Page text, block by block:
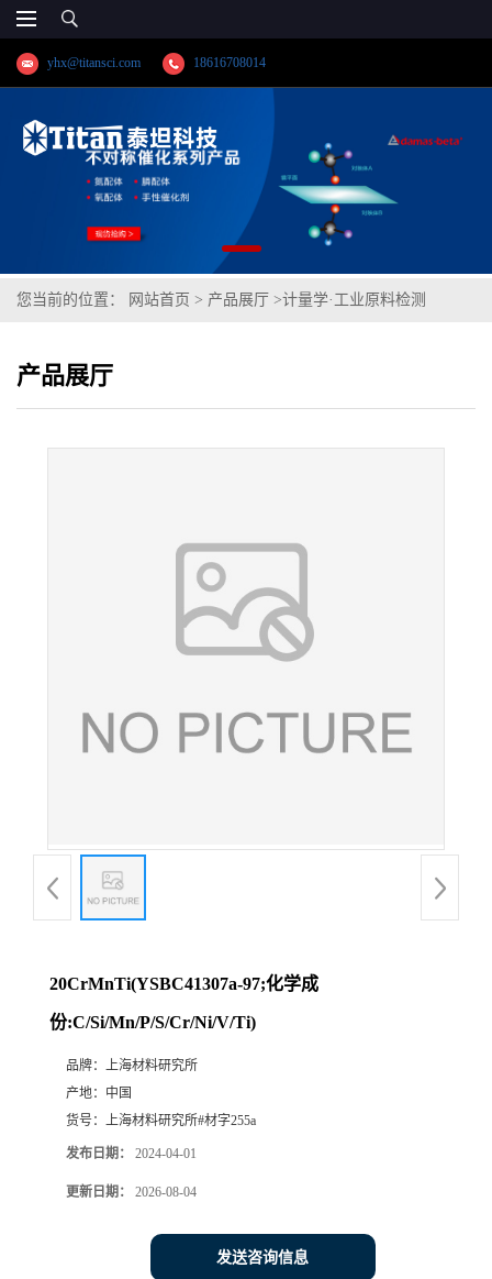
yhx@titansci.com 18616708014
您当前的位置： 网站首页 > 产品展厅 >计量学·工业原料检测
产品展厅
20CrMnTi(YSBC41307a-97;化学成
份:C/Si/Mn/P/S/Cr/Ni/V/Ti)
品牌： 上海材料研究所
产地： 中国
货号： 上海材料研究所#材字255a
发布日期： 2024-04-01
更新日期： 2026-08-04
发送咨询信息